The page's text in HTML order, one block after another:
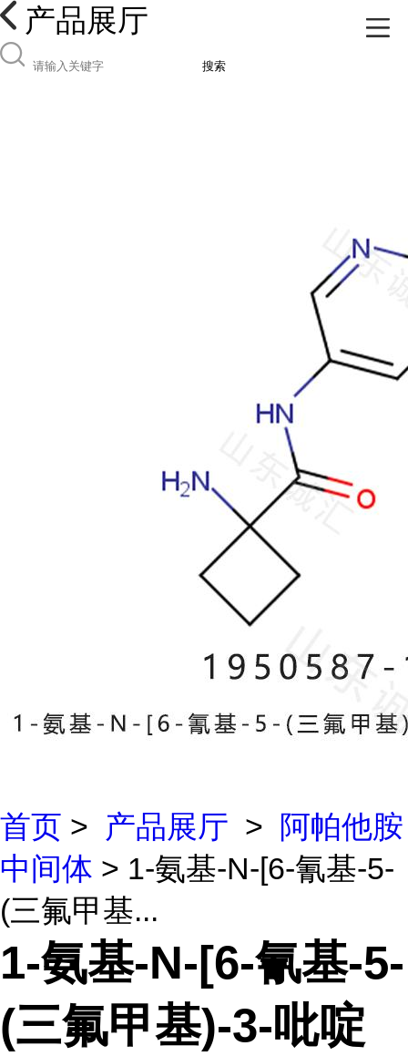
产品展厅
搜索
首页 > 产品展厅 >
阿帕他胺
中间体 > 1-氨基-N-[6-氰基-5-
(三氟甲基...
1-氨基-N-[6-氰基-5-
(三氟甲基)-3-吡啶